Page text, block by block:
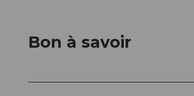
Bon à savoir